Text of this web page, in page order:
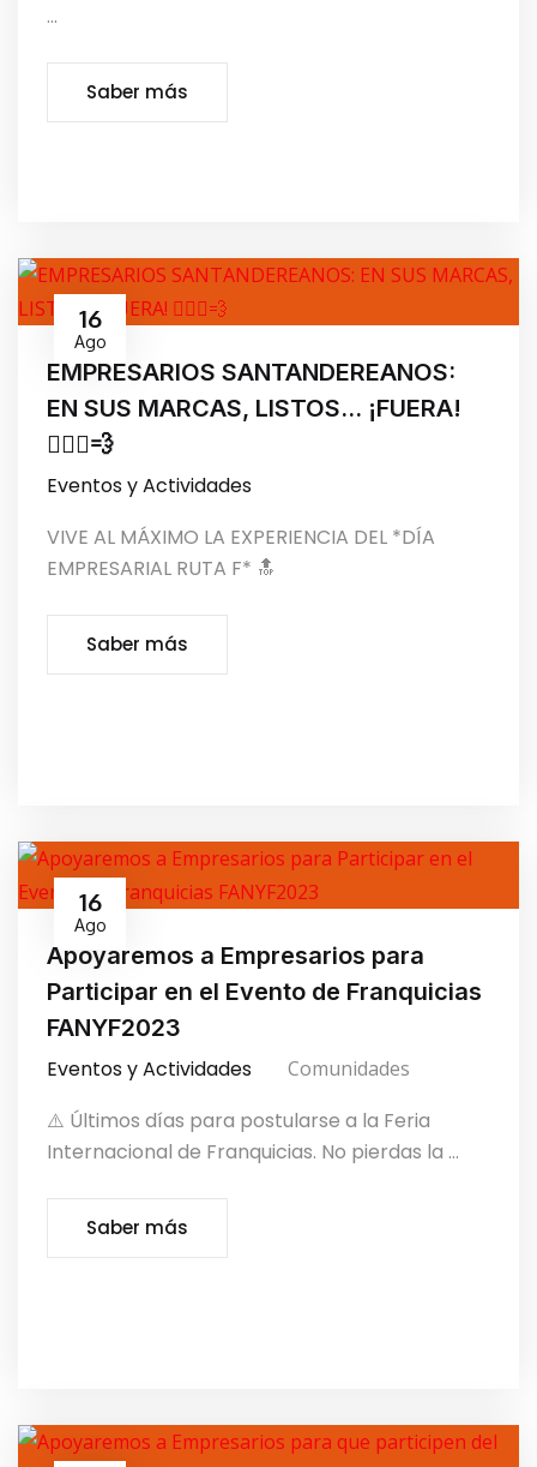
...
Saber más
16
Ago
EMPRESARIOS SANTANDEREANOS:
EN SUS MARCAS, LISTOS… ¡FUERA!
🚴🏻‍♂️💨
Eventos y Actividades
VIVE AL MÁXIMO LA EXPERIENCIA DEL *DÍA
EMPRESARIAL RUTA F* 🔝
Saber más
16
Ago
Apoyaremos a Empresarios para
Participar en el Evento de Franquicias
FANYF2023
Eventos y Actividades Comunidades
⚠️ Últimos días para postularse a la Feria
Internacional de Franquicias. No pierdas la ...
Saber más